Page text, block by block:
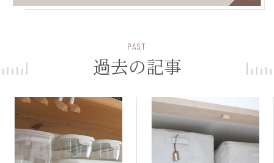
PAST
過去の記事